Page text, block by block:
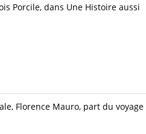
Porcile, dans Une Histoire aussi
Florence Mauro, part du voyage